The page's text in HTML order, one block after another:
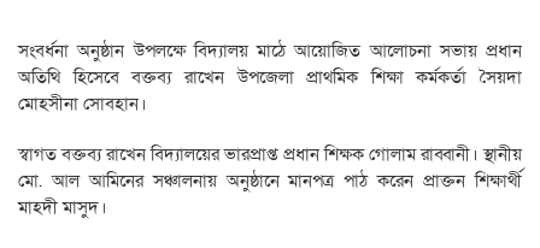
সংবর্ধনা অনুষ্ঠান উপলক্ষে বিদ্যালয় মাঠে আয়োজিত আলোচনা সভায় প্রধান
অতিথি হিসেবে বক্তব্য রাখেন উপজেলা প্রাথমিক শিক্ষা কর্মকর্তা সৈয়দা
মোহসীনা সোবহান।
স্বাগত বক্তব্য রাখেন বিদ্যালয়ের ভারপ্রাপ্ত প্রধান শিক্ষক গোলাম রাব্বানী। স্থানীয়
মো. আল আমিনের সঞ্চালনায় অনুষ্ঠানে মানপত্র পাঠ করেন প্রাক্তন শিক্ষার্থী
মাহদী মাসুদ।